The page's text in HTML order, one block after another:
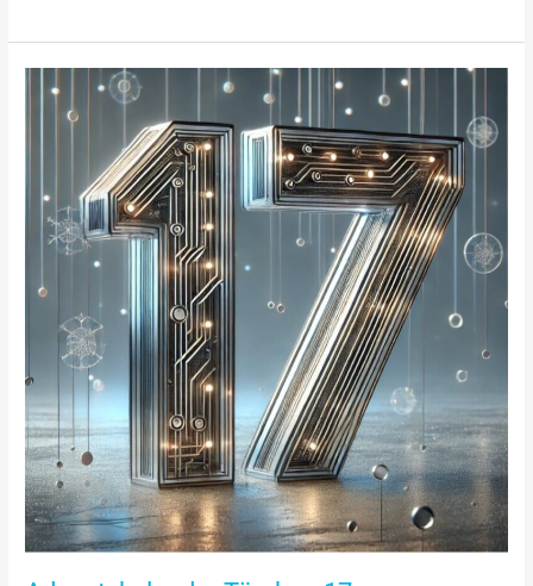
Adventskalender
Türchen